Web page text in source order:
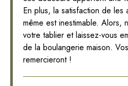
En plus, la satisfaction de les
même est inestimable. Alors,
votre tablier et laissez-vous
de la boulangerie maison.
remercieront !